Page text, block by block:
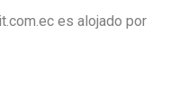
es alojado por